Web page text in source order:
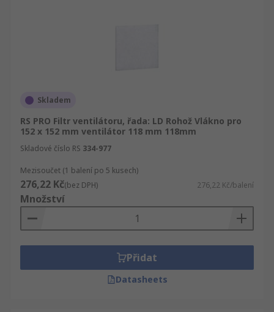
Skladem
RS PRO Filtr ventilátoru, řada: LD Rohož Vlákno pro
152 x 152 mm ventilátor 118 mm 118mm
Skladové číslo RS 334-977
Mezisoučet (1 balení po 5 kusech)
276,22 Kč(bez DPH) 276,22 Kč/balení
Množství
Přidat
Datasheets